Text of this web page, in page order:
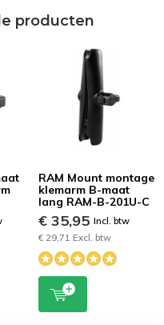
producten
RAM Mount montage
klemarm B-maat
lang RAM-B-201U-C
€ 35,95 Incl. btw
€ 29,71 Excl. btw